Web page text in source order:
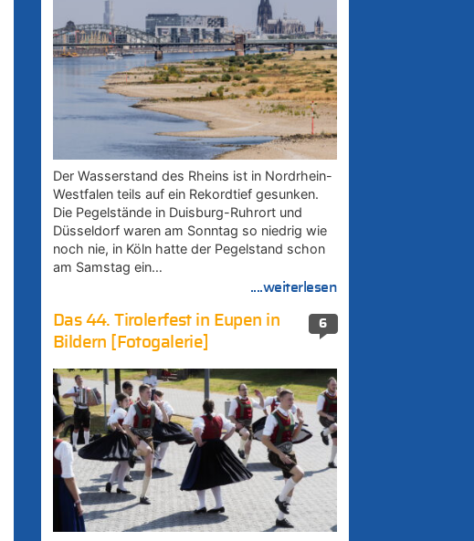
Der Wasserstand des Rheins ist in Nordrhein-
Westfalen teils auf ein Rekordtief gesunken.
Die Pegelstände in Duisburg-Ruhrort und
Düsseldorf waren am Sonntag so niedrig wie
noch nie, in Köln hatte der Pegelstand schon
am Samstag ein…
....weiterlesen
6
Das 44. Tirolerfest in Eupen in
Bildern [Fotogalerie]